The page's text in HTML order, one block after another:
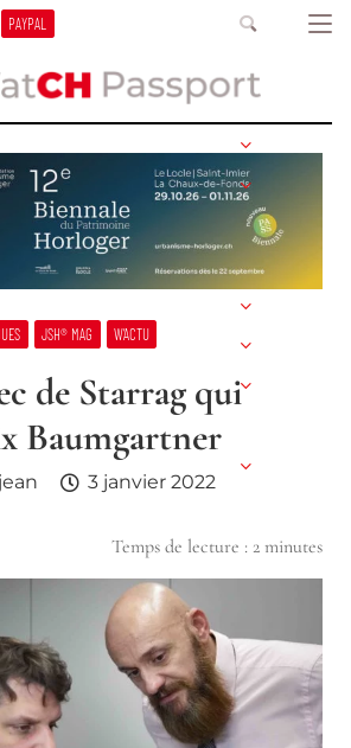
PAYPAL
JSH® MAG W’ACTU
de Starrag qui
Baumgartner
3 janvier 2022
Temps de lecture : 2 minutes